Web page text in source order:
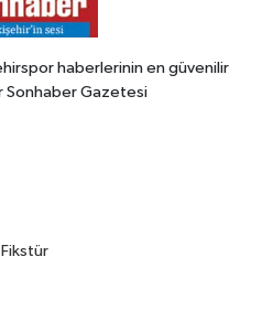
haberlerinin en güvenilir
Sonhaber Gazetesi